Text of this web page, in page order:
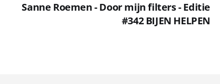
Sanne Roemen - Door mijn filters - Editie
#342 BIJEN HELPEN